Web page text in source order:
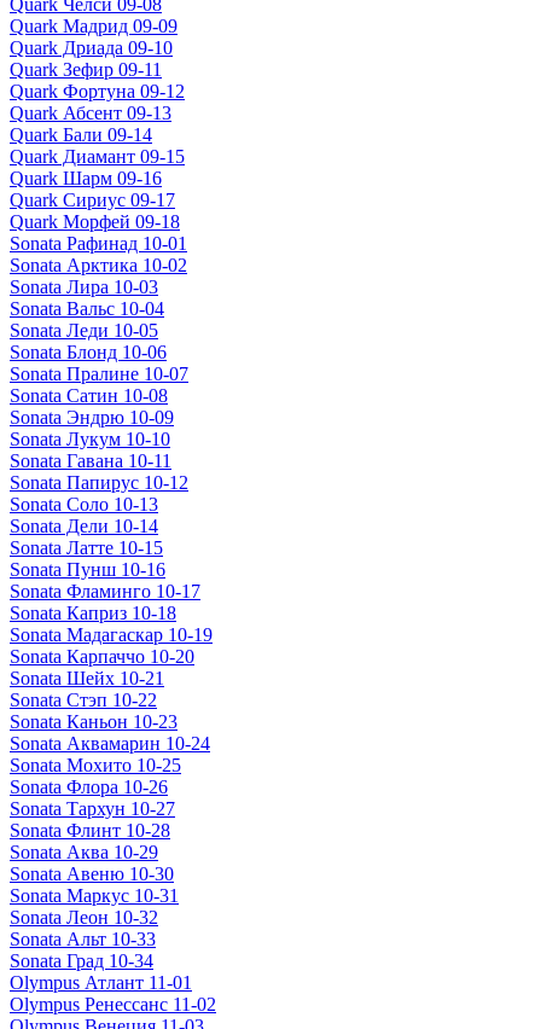
Quark Мадрид 09-09
Quark Дриада 09-10
Quark Зефир 09-11
Quark Фортуна 09-12
Quark Абсент 09-13
Quark Бали 09-14
Quark Диамант 09-15
Quark Шарм 09-16
Quark Сириус 09-17
Quark Морфей 09-18
Sonata Рафинад 10-01
Sonata Арктика 10-02
Sonata Лира 10-03
Sonata Вальс 10-04
Sonata Леди 10-05
Sonata Блонд 10-06
Sonata Пралине 10-07
Sonata Сатин 10-08
Sonata Эндрю 10-09
Sonata Лукум 10-10
Sonata Гавана 10-11
Sonata Папирус 10-12
Sonata Соло 10-13
Sonata Дели 10-14
Sonata Латте 10-15
Sonata Пунш 10-16
Sonata Фламинго 10-17
Sonata Каприз 10-18
Sonata Мадагаскар 10-19
Sonata Карпаччо 10-20
Sonata Шейх 10-21
Sonata Стэп 10-22
Sonata Каньон 10-23
Sonata Аквамарин 10-24
Sonata Мохито 10-25
Sonata Флора 10-26
Sonata Тархун 10-27
Sonata Флинт 10-28
Sonata Аква 10-29
Sonata Авеню 10-30
Sonata Маркус 10-31
Sonata Леон 10-32
Sonata Альт 10-33
Sonata Град 10-34
Olympus Атлант 11-01
Olympus Ренессанс 11-02